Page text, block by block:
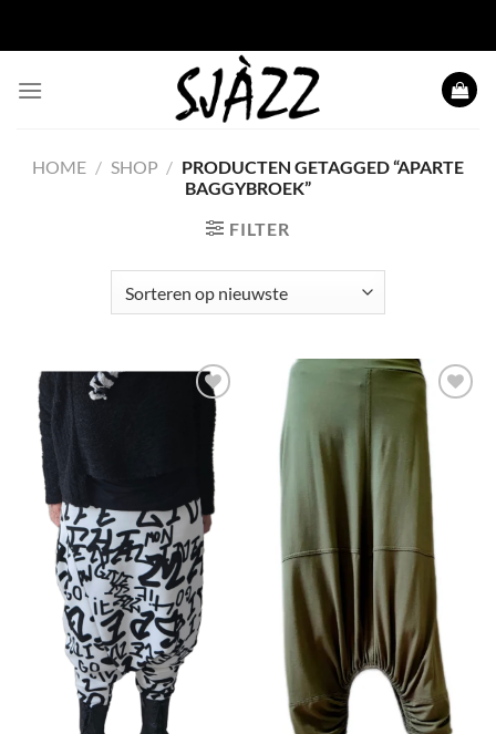
HOME / SHOP / PRODUCTEN GETAGGED “APARTE
BAGGYBROEK”
FILTER
Toevoegen
wenslijst
Toevoegen
aan
wenslijst